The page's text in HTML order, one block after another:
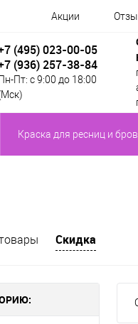
Акции
(495) 023-00-05
(936) 257-38-84
Пн-Пт: с 9:00 до 18:00
Краска для ресниц и
Скидка